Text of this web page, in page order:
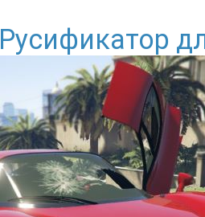
Русификатор